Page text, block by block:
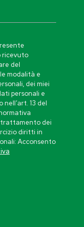
ricevuto
del
modalità e
dei miei
personali e
13 del
trattamento dei
diritti in
Acconsento